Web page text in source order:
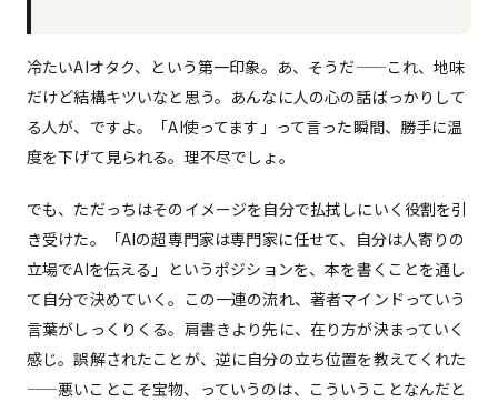
冷たいAIオタク、という第一印象。あ、そうだ——これ、地味
だけど結構キツいなと思う。あんなに人の心の話ばっかりして
る人が、ですよ。「AI使ってます」って言った瞬間、勝手に温
度を下げて見られる。理不尽でしょ。
でも、ただっちはそのイメージを自分で払拭しにいく役割を引
き受けた。「AIの超専門家は専門家に任せて、自分は人寄りの
立場でAIを伝える」というポジションを、本を書くことを通し
て自分で決めていく。この一連の流れ、著者マインドっていう
言葉がしっくりくる。肩書きより先に、在り方が決まっていく
感じ。誤解されたことが、逆に自分の立ち位置を教えてくれた
——悪いことこそ宝物、っていうのは、こういうことなんだと